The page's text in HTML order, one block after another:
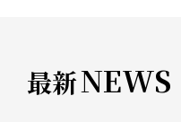
最新NEWS